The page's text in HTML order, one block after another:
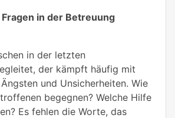
in der Betreuung
in der letzten
der kämpft häufig mit
und Unsicherheiten. Wie
begegnen? Welche Hilfe
Es fehlen die Worte, das